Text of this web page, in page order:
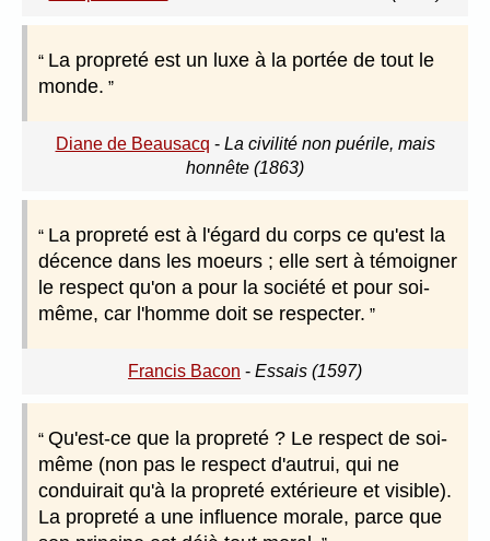
La propreté est un luxe à la portée de tout le
monde.
Diane de Beausacq - La civilité non puérile, mais
honnête (1863)
La propreté est à l'égard du corps ce qu'est la
décence dans les moeurs ; elle sert à témoigner
le respect qu'on a pour la société et pour soi-
même, car l'homme doit se respecter.
Francis Bacon - Essais (1597)
Qu'est-ce que la propreté ? Le respect de soi-
même (non pas le respect d'autrui, qui ne
conduirait qu'à la propreté extérieure et visible).
La propreté a une influence morale, parce que